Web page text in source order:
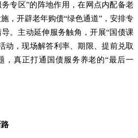
务专区”的阵地作用，在网点内配备老
，开辟老年购债“绿色通道”，安排专
导。主动延伸服务触角，开展“国债课
动，现场解答利率、期限、提前兑取
，真正打通国债服务养老的“最后一